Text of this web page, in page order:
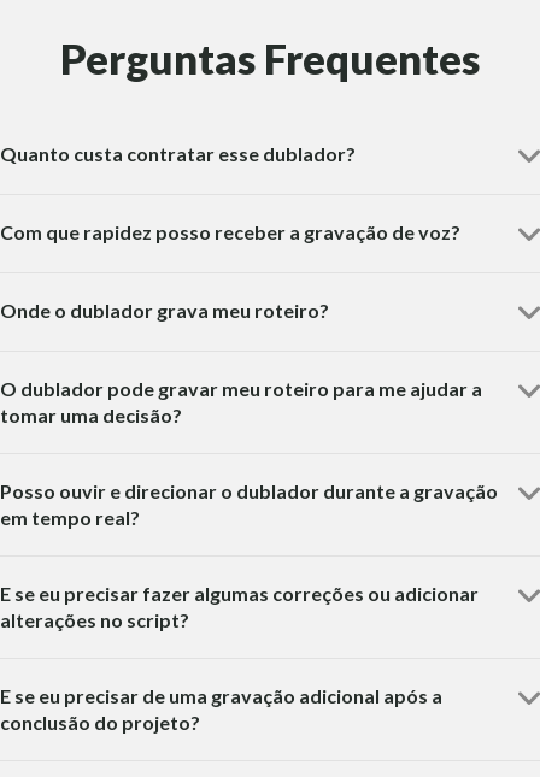
Perguntas Frequentes
Quanto custa contratar esse dublador?
Com que rapidez posso receber a gravação de voz?
Onde o dublador grava meu roteiro?
O dublador pode gravar meu roteiro para me ajudar a
tomar uma decisão?
Posso ouvir e direcionar o dublador durante a gravação
em tempo real?
E se eu precisar fazer algumas correções ou adicionar
alterações no script?
E se eu precisar de uma gravação adicional após a
conclusão do projeto?